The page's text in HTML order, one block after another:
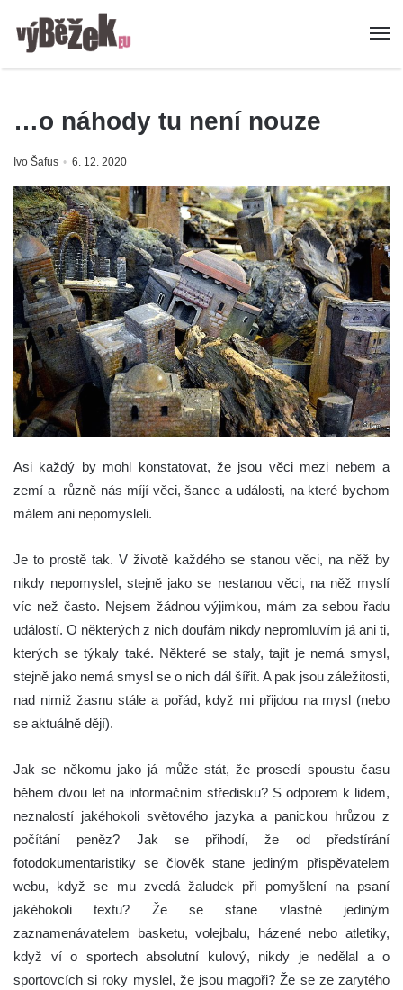
…o náhody tu není nouze
Ivo Šafus 6. 12. 2020
Asi každý by mohl konstatovat, že jsou věci mezi nebem a
zemí a různě nás míjí věci, šance a události, na které bychom
málem ani nepomysleli.
Je to prostě tak. V životě každého se stanou věci, na něž by
nikdy nepomyslel, stejně jako se nestanou věci, na něž myslí
víc než často. Nejsem žádnou výjimkou, mám za sebou řadu
událostí. O některých z nich doufám nikdy nepromluvím já ani ti,
kterých se týkaly také. Některé se staly, tajit je nemá smysl,
stejně jako nemá smysl se o nich dál šířit. A pak jsou záležitosti,
nad nimiž žasnu stále a pořád, když mi přijdou na mysl (nebo
se aktuálně dějí).
Jak se někomu jako já může stát, že prosedí spoustu času
během dvou let na informačním středisku? S odporem k lidem,
neznalostí jakéhokoli světového jazyka a panickou hrůzou z
počítání peněz? Jak se přihodí, že od předstírání
fotodokumentaristiky se člověk stane jediným přispěvatelem
webu, když se mu zvedá žaludek při pomyšlení na psaní
jakéhokoli textu? Že se stane vlastně jediným
zaznamenávatelem basketu, volejbalu, házené nebo atletiky,
když ví o sportech absolutní kulový, nikdy je nedělal a o
sportovcích si roky myslel, že jsou magoři? Že se ze zarytého